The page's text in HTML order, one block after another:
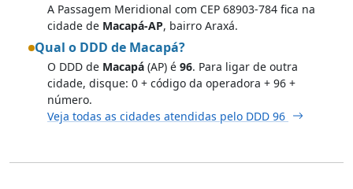
A Passagem Meridional com CEP 68903-784 fica na
cidade de Macapá-AP, bairro Araxá.
Qual o DDD de Macapá?
O DDD de Macapá (AP) é 96. Para ligar de outra
cidade, disque: 0 + código da operadora + 96 +
número.
Veja todas as cidades atendidas pelo DDD 96